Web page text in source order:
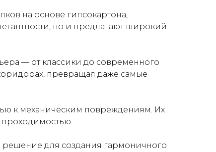
на оcнове гипcокартона,
но и предлагают широкий
— от классики до современного
превращая даже самые
к механическим повреждениям. Их
проходимостью.
решение для создания гармоничного